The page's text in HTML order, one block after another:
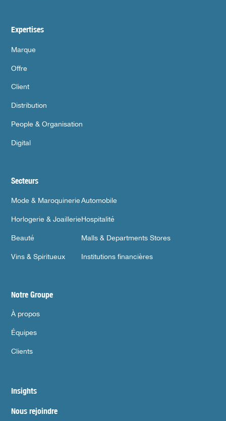
Expertises
Marque
Offre
Client
Distribution
People & Organisation
Digital
Secteurs
Mode & Maroquinerie
Horlogerie & Joaillerie
Beauté
Vins & Spiritueux
Automobile
Hospitalité
Malls & Departments Stores
Institutions financières
Notre Groupe
À propos
Équipes
Clients
Insights
Nous rejoindre